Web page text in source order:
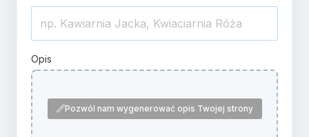
Opis
Pozwól nam wygenerować opis Twojej strony